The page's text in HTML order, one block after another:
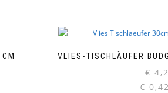
VLIES-TISCHLÄUFER
€
€ 0,42